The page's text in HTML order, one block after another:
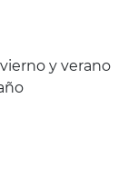
y verano